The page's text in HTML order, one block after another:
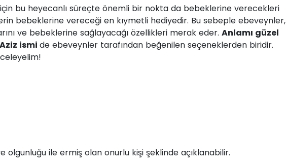
bu heyecanlı süreçte önemli bir nokta da bebeklerine verecekleri
bebeklerine vereceği en kıymetli hediyedir. Bu sebeple ebeveynler,
ve bebeklerine sağlayacağı özellikleri merak eder. Anlamı güzel
Aziz ismi de ebeveynler tarafından beğenilen seçeneklerden biridir.
olgunluğu ile ermiş olan onurlu kişi şeklinde açıklanabilir.